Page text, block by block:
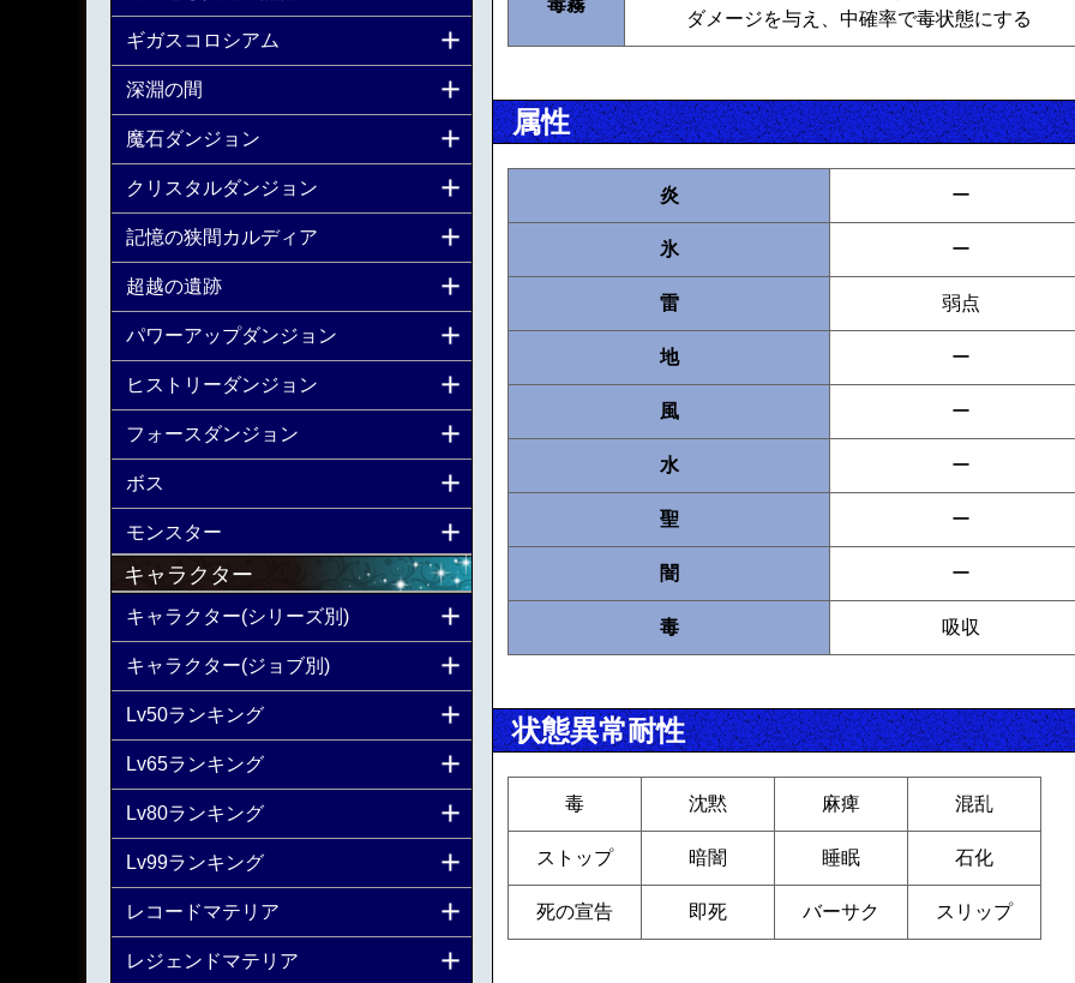
毒霧
ダメージを与え、中確率で毒状態にする
属性
炎 ー
氷 ー
雷 弱点
地 ー
風 ー
水 ー
聖 ー
闇 ー
毒 吸収
状態異常耐性
毒 沈黙 麻痺 混乱
ストップ 暗闇 睡眠 石化
死の宣告 即死 バーサク スリップ
ギガスコロシアム
深淵の間
魔石ダンジョン
クリスタルダンジョン
記憶の狭間カルディア
超越の遺跡
パワーアップダンジョン
ヒストリーダンジョン
フォースダンジョン
ボス
モンスター
キャラクター
キャラクター(シリーズ別)
キャラクター(ジョブ別)
Lv50ランキング
Lv65ランキング
Lv80ランキング
Lv99ランキング
レコードマテリア
レジェンドマテリア